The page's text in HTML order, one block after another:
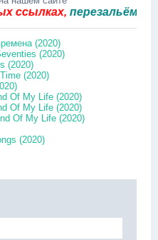
перезальём
(2020)
(2020)
(2020)
(2020)
Of My Life (2020)
Of My Life (2020)
Of My Life (2020)
(2020)